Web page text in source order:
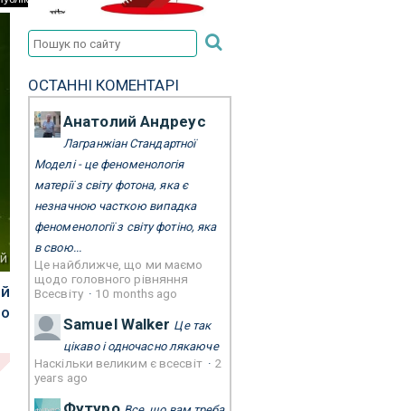
ОСТАННІ КОМЕНТАРІ
Анатолий Андреус
Лагранжіан Стандартної
Моделі - це феноменологія
матерії з світу фотона, яка є
незначною часткою випадка
феноменології з світу фотіно, яка
в свою...
Це найближче, що ми маємо
щодо головного рівняння
Всесвіту · 10 months ago
Samuel Walker Це так
цікаво і одночасно лякаюче
Наскільки великим є всесвіт · 2
years ago